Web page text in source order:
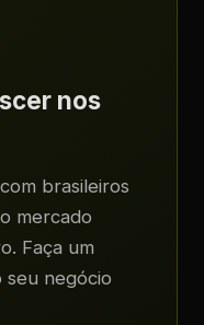
nos
brasileiros
mercado
Faça um
seu negócio